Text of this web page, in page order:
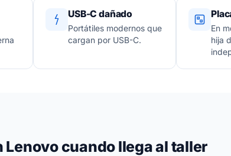
USB-C dañado
Portátiles modernos que
cargan por USB-C.
En
hija
Lenovo cuando llega al taller